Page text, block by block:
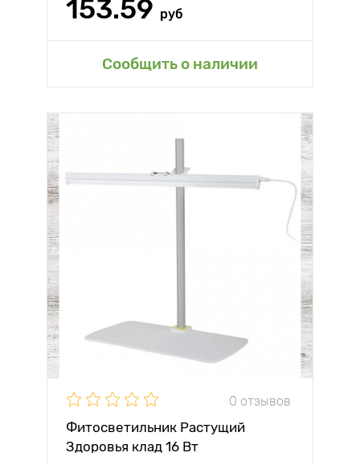
153.59 руб
Сообщить о наличии
0 отзывов
Фитосветильник Растущий
Здоровья клад 16 Вт